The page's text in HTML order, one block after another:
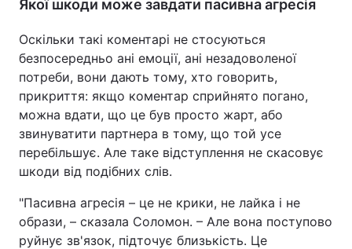
Якої шкоди може завдати пасивна агресія
Оскільки такі коментарі не стосуються
безпосередньо ані емоції, ані незадоволеної
потреби, вони дають тому, хто говорить,
прикриття: якщо коментар сприйнято погано,
можна вдати, що це був просто жарт, або
звинуватити партнера в тому, що той усе
перебільшує. Але таке відступлення не скасовує
шкоди від подібних слів.
"Пасивна агресія – це не крики, не лайка і не
образи, – сказала Соломон. – Але вона поступово
руйнує зв'язок, підточує близькість. Це